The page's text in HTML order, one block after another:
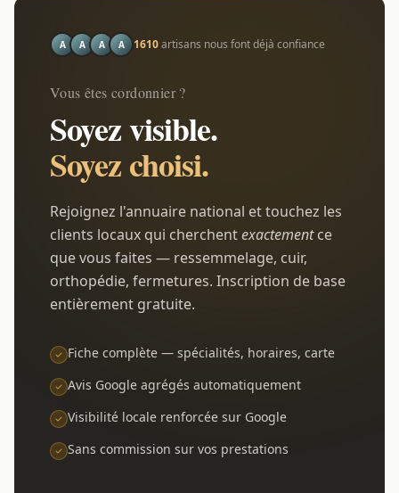
A A A A 1610artisans nous font déjà confiance
Vous êtes cordonnier ?
Soyez visible.
Soyez choisi.
Rejoignez l'annuaire national et touchez les
clients locaux qui cherchentexactementce
que vous faites — ressemmelage, cuir,
orthopédie, fermetures. Inscription de base
entièrement gratuite.
Fiche complète — spécialités, horaires, carte
Avis Google agrégés automatiquement
Visibilité locale renforcée sur Google
Sans commission sur vos prestations